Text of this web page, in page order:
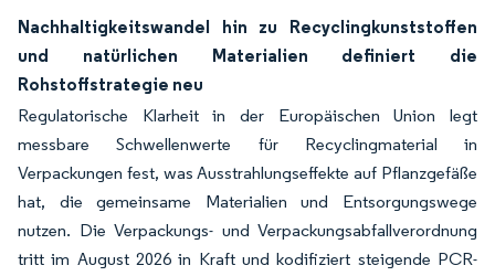
Nachhaltigkeitswandel hin zu Recyclingkunststoffen
und natürlichen Materialien definiert die
Rohstoffstrategie neu
Regulatorische Klarheit in der Europäischen Union legt
messbare Schwellenwerte für Recyclingmaterial in
Verpackungen fest, was Ausstrahlungseffekte auf Pflanzgefäße
hat, die gemeinsame Materialien und Entsorgungswege
nutzen. Die Verpackungs- und Verpackungsabfallverordnung
tritt im August 2026 in Kraft und kodifiziert steigende PCR-